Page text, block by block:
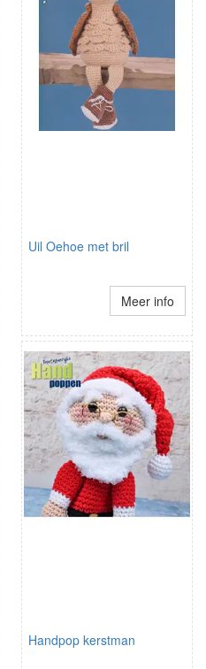
Uil Oehoe met bril
Meer info
Handpop kerstman